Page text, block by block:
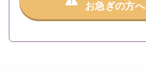
お急ぎの方へ